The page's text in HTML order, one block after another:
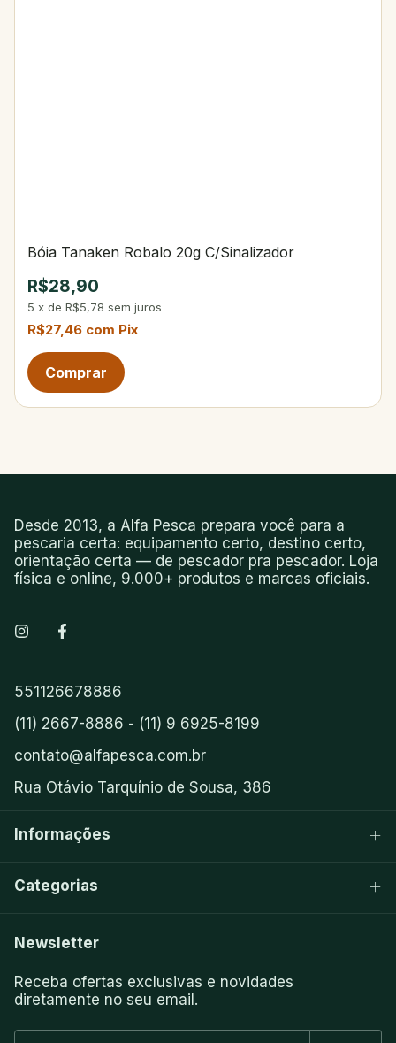
Bóia Tanaken Robalo 20g C/Sinalizador
R$28,90
5 x de R$5,78 sem juros
R$27,46 com Pix
Desde 2013, a Alfa Pesca prepara você para a
pescaria certa: equipamento certo, destino certo,
orientação certa — de pescador pra pescador. Loja
física e online, 9.000+ produtos e marcas oficiais.
551126678886
(11) 2667-8886 - (11) 9 6925-8199
contato@alfapesca.com.br
Rua Otávio Tarquínio de Sousa, 386
Informações
Categorias
Newsletter
Receba ofertas exclusivas e novidades
diretamente no seu email.